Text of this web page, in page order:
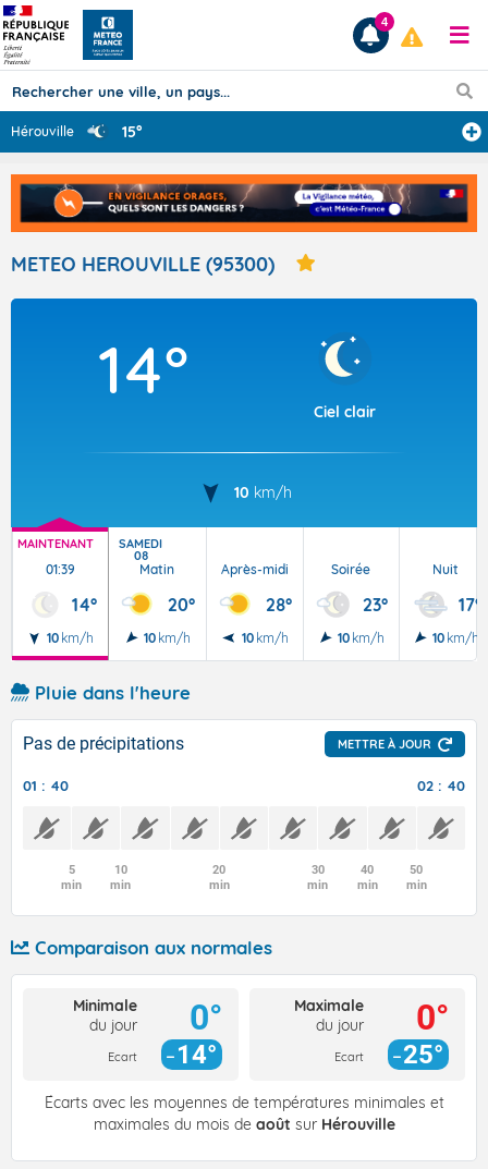
Prévisions
TOUS LES RÉSULTATS
Articles
4
Hérouville 15°
METEO HEROUVILLE (95300)
14°
Ciel clair
10 km/h
MAINTENANT
01:39
14°
10 km/h
SAMEDI
08
Matin
20°
10 km/h
Après-midi
28°
10 km/h
Soirée
23°
10 km/h
Nuit
17°
10 km/h
Pluie dans l'heure
Pas de précipitations METTRE À JOUR
01 : 40 02 : 40
5
min
10
min
20
min
30
min
40
min
50
min
Comparaison aux normales
Minimale
du jour
Ecart
0°
14°
Maximale
du jour
Ecart
0°
25°
Écarts avec les moyennes de températures minimales et
maximales du mois de août sur Hérouville